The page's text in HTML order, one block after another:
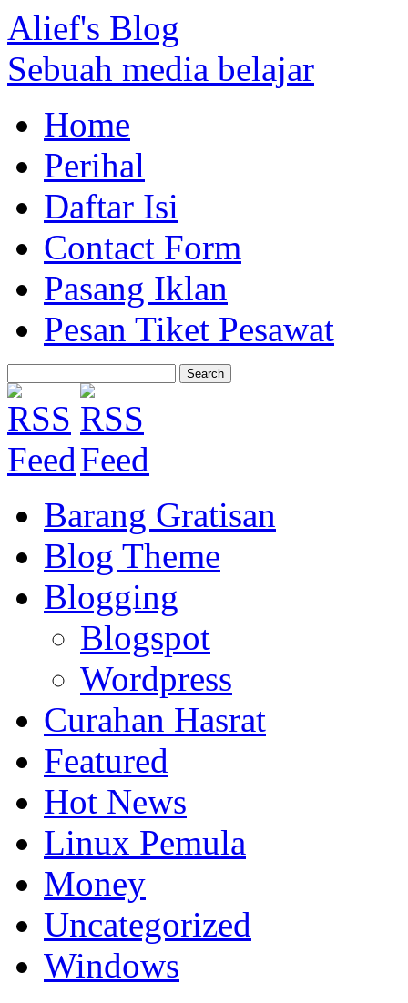
Alief's Blog
Sebuah media belajar
Home
Perihal
Daftar Isi
Contact Form
Pasang Iklan
Pesan Tiket Pesawat
Barang Gratisan
Blog Theme
Blogging
Blogspot
Wordpress
Curahan Hasrat
Featured
Hot News
Linux Pemula
Money
Uncategorized
Windows